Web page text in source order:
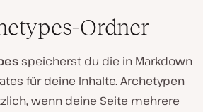
Ordner
speicherst du die in Markdown
für deine Inhalte. Archetypen
wenn deine Seite mehrere